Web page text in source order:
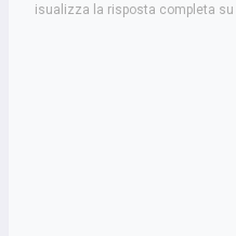
isualizza la risposta completa